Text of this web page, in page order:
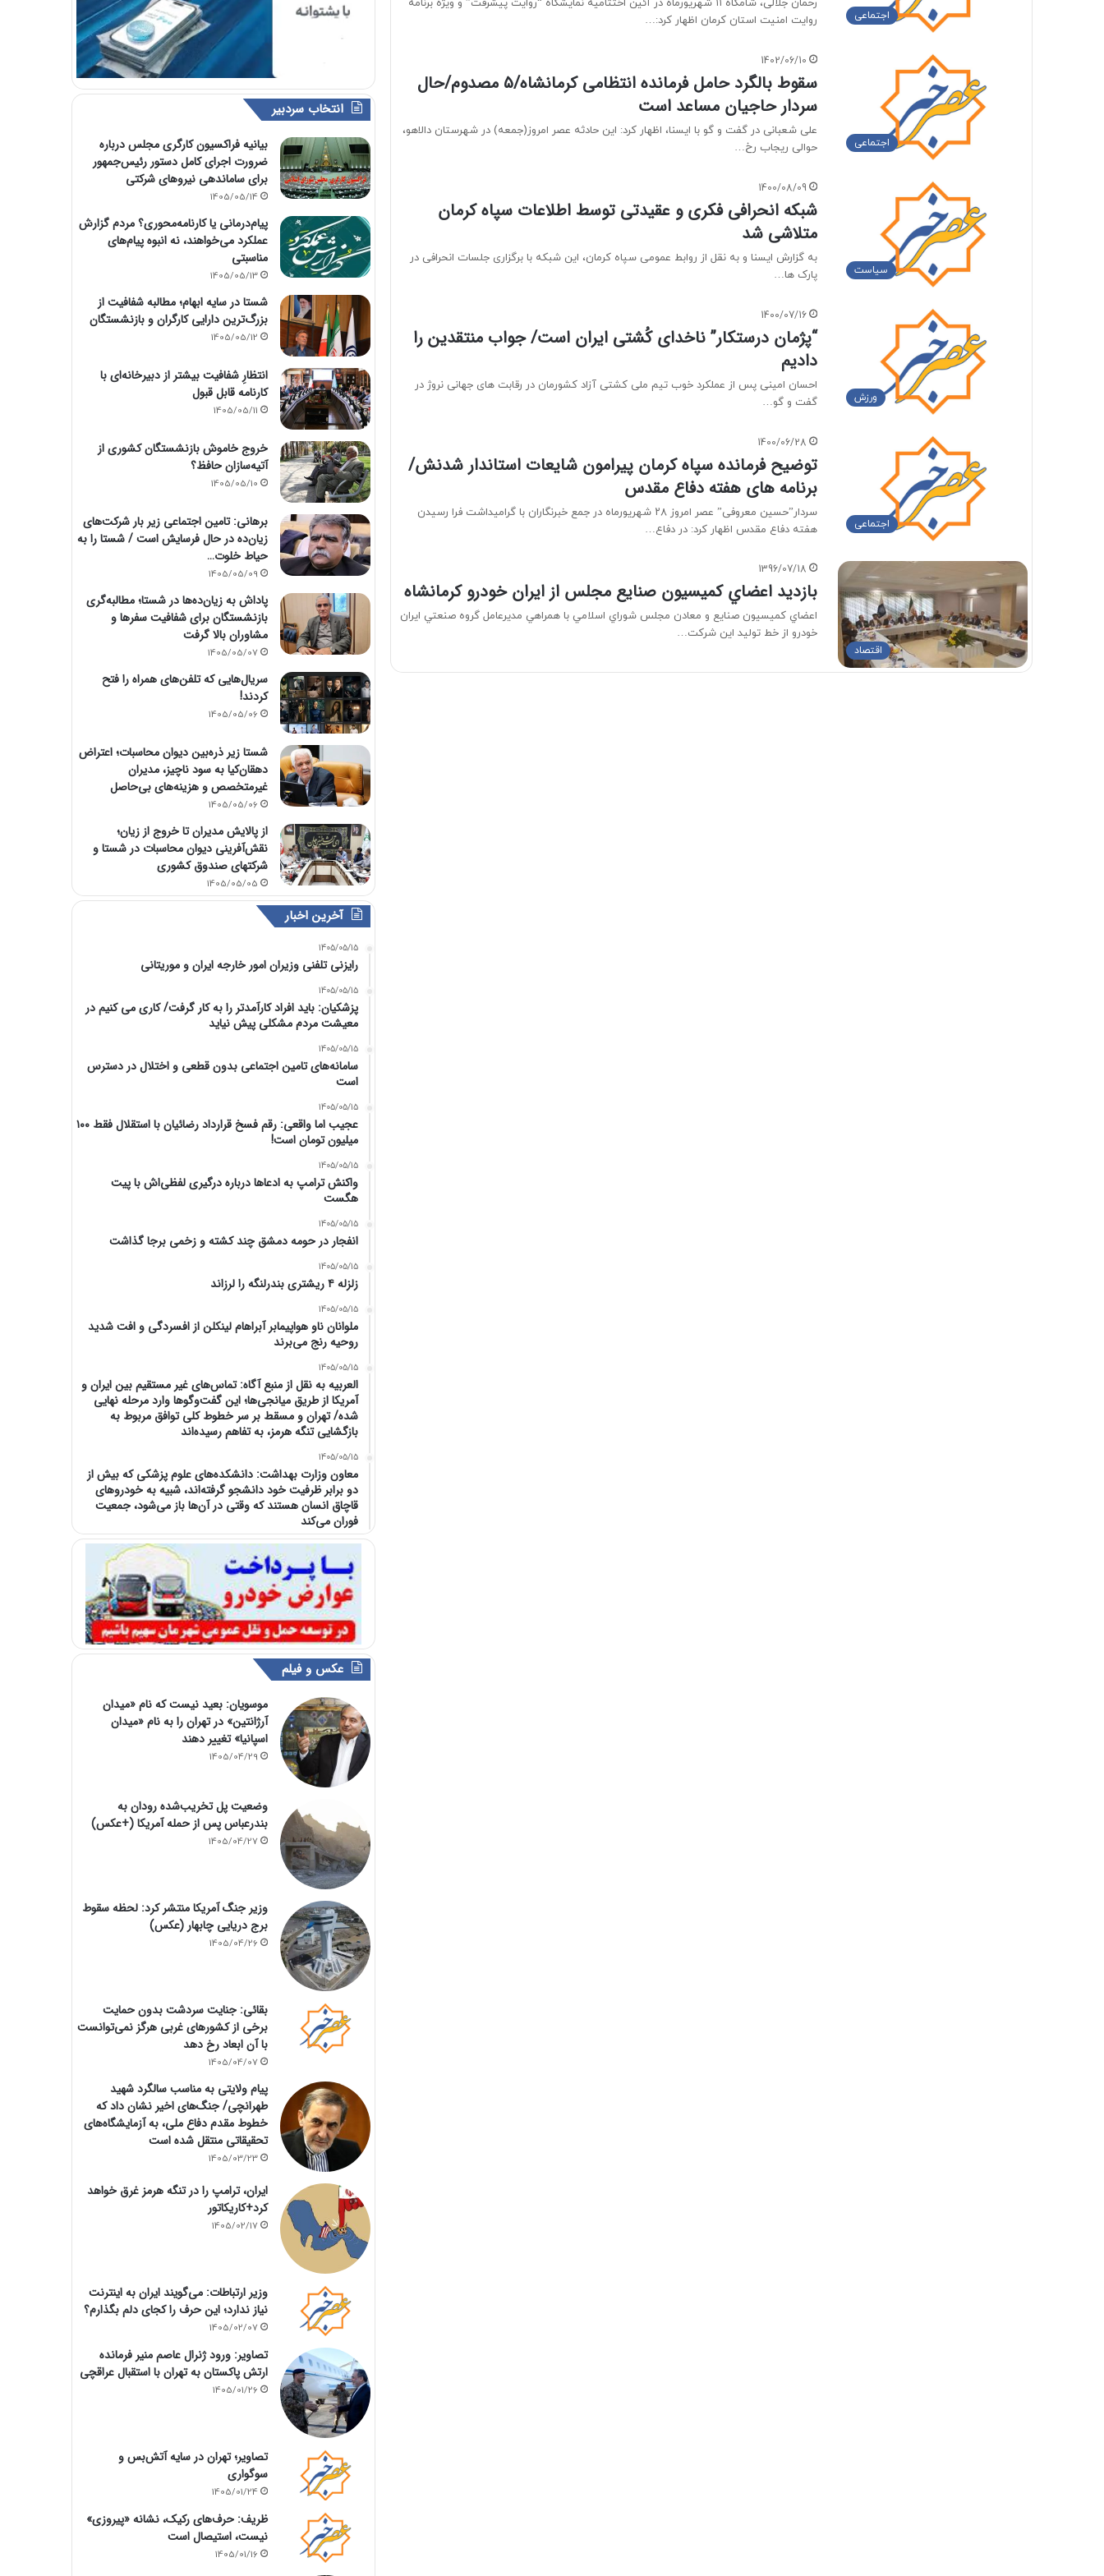
اجتماعی
رحمان جلالی، شامگاه ۱۱ شهریورماه در آئین اختتامیه نمایشگاه “روایت پیشرفت” و ویژه برنامه
روایت امنیت استان کرمان اظهار کرد:…
اجتماعی
1402/06/10
سقوط بالگرد حامل فرمانده انتظامی کرمانشاه/۵ مصدوم/حال
سردار حاجیان مساعد است
علی شعبانی در گفت و گو با ایسنا، اظهار کرد: این حادثه عصر امروز(جمعه) در شهرستان دالاهو،
حوالی ریجاب رخ…
سیاست
1400/08/09
شبکه انحرافی فکری و عقیدتی توسط اطلاعات سپاه کرمان
متلاشی شد
به گزارش ایسنا و به نقل از روابط عمومی سپاه کرمان، این شبکه با برگزاری جلسات انحرافی در
پارک ها…
ورزش
1400/07/16
“پژمان درستکار” ناخدای کُشتی ایران است/ جواب منتقدین را
دادیم
احسان امینی پس از عملکرد خوب تیم ملی کشتی آزاد کشورمان در رقابت های جهانی نروژ در
گفت و گو…
اجتماعی
1400/06/28
توضیح فرمانده سپاه کرمان پیرامون شایعات استاندار شدنش/
برنامه های هفته دفاع مقدس
سردار”حسین معروفی” عصر امروز ۲۸ شهریورماه در جمع خبرنگاران با گرامیداشت فرا رسیدن
هفته دفاع مقدس اظهار کرد: در دفاع…
اقتصاد
1396/07/18
بازديد اعضاي كميسيون صنايع مجلس از ايران خودرو كرمانشاه
اعضاي كميسيون صنايع و معادن مجلس شوراي اسلامي با همراهي مديرعامل گروه صنعتي ايران
خودرو از خط توليد اين شركت…
انتخاب سردبیر
بیانیه فراکسیون کارگری مجلس درباره
ضرورت اجرای کامل دستور رئیس‌جمهور
برای ساماندهی نیروهای شرکتی
1405/05/14
پیام‌درمانی یا کارنامه‌محوری؟ مردم گزارش
عملکرد می‌خواهند، نه انبوه پیام‌های
مناسبتی
1405/05/13
شستا در سایه ابهام؛ مطالبه شفافیت از
بزرگ‌ترین دارایی کارگران و بازنشستگان
1405/05/12
انتظارِ شفافیت بیشتر از دبیرخانه‌ای با
کارنامه قابل قبول
1405/05/11
خروج خاموش بازنشستگان کشوری از
آتیه‌سازان حافظ؟
1405/05/10
برهانی: تامین اجتماعی زیر بار شرکت‌های
زیان‌ده در حال فرسایش است / شستا را به
حیاط خلوت…
1405/05/09
پاداش به زیان‌ده‌ها در شستا؛ مطالبه‌گری
بازنشستگان برای شفافیت سفرها و
مشاوران بالا گرفت
1405/05/07
سریال‌هایی که تلفن‌های همراه را فتح
کردند!
1405/05/06
شستا زیر ذره‌بین دیوان محاسبات؛ اعتراض
دهقان‌کیا به سود ناچیز، مدیران
غیرمتخصص و هزینه‌های بی‌حاصل
1405/05/06
از پالایش مدیران تا خروج از زیان؛
نقش‌آفرینی دیوان محاسبات در شستا و
شرکتهای صندوق کشوری
1405/05/05
آخرین اخبار
1405/05/15
رایزنی تلفنی وزیران امور خارجه ایران و موریتانی
1405/05/15
پزشکیان: باید افراد کارآمدتر را به کار گرفت/ کاری می کنیم در
معیشت مردم مشکلی پیش نیاید
1405/05/15
سامانه‌های تامین اجتماعی بدون قطعی و اختلال در دسترس
است
1405/05/15
عجیب اما واقعی: رقم فسخ قرارداد رضائیان با استقلال فقط ۱۰۰
میلیون تومان است!
1405/05/15
واکنش ترامپ به ادعاها درباره درگیری لفظی‌اش با پیت
هگست
1405/05/15
انفجار در حومه دمشق چند کشته و زخمی برجا گذاشت
1405/05/15
زلزله ۴ ریشتری بندرلنگه را لرزاند
1405/05/15
ملوانان ناو هواپیمابر آبراهام لینکلن از افسردگی و افت شدید
روحیه رنج می‌برند
1405/05/15
العربیه به نقل از منبع آگاه: تماس‌های غیر مستقیم بین ایران و
آمریکا از طریق میانجی‌ها؛ این گفت‌و‌گو‌ها وارد مرحله نهایی
شده/ تهران و مسقط بر سر خطوط کلی توافق مربوط به
بازگشایی تنگه هرمز، به تفاهم رسیده‌اند
1405/05/15
معاون وزارت بهداشت: دانشکده‌های علوم پزشکی که بیش از
دو برابر ظرفیت خود دانشجو گرفته‌اند، شبیه به خودرو‌های
قاچاق انسان هستند که وقتی در آن‌ها باز می‌شود، جمعیت
فوران می‌کند
عکس و فیلم
موسویان: بعید نیست که نام «میدان
آرژانتین» در تهران را به نام «میدان
اسپانیا» تغییر دهند
1405/04/29
وضعیت پل تخریب‌شده رودان به
بندرعباس پس از حمله آمریکا (+عکس)
1405/04/27
وزیر جنگ آمریکا منتشر کرد: لحظه سقوط
برج دریایی چابهار (عکس)
1405/04/26
بقائی: جنایت سردشت بدون حمایت
برخی از کشورهای غربی هرگز نمی‌توانست
با آن ابعاد رخ دهد
1405/04/07
پیام ولایتی به مناسب سالگرد شهید
طهرانچی/ جنگ‌های اخیر نشان داد که
خطوط مقدم دفاع ملی، به آزمایشگاه‌های
تحقیقاتی منتقل شده است
1405/03/23
ایران، ترامپ را در تنگه هرمز غرق خواهد
کرد+کاریکاتور
1405/02/17
وزیر ارتباطات: می‌گویند ایران به اینترنت
نیاز ندارد؛ این حرف را کجای دلم بگذارم؟
1405/02/07
تصاویر: ورود ژنرال عاصم منیر فرمانده
ارتش پاکستان به تهران با استقبال عراقچی
1405/01/26
تصاویر؛ تهران در سایه آتش‌بس و
سوگواری
1405/01/24
ظریف: حرف‌های رکیک، نشانه «پیروزی»
نیست، استیصال است
1405/01/16